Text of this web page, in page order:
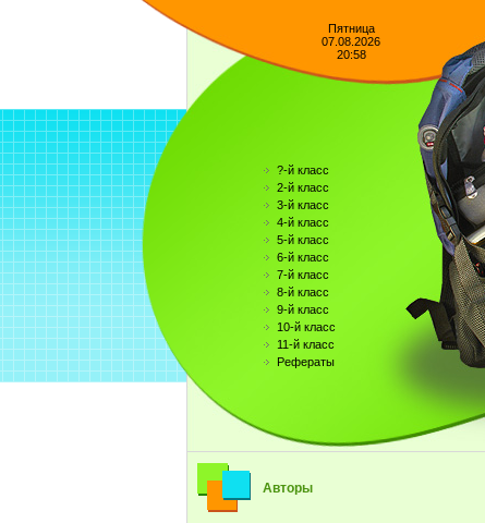
Пятница
07.08.2026
20:58
?-й класс
2-й класс
3-й класс
4-й класс
5-й класс
6-й класс
7-й класс
8-й класс
9-й класс
10-й класс
11-й класс
Рефераты
Авторы